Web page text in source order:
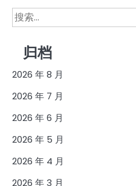
搜
索：
归档
2026 年 8 月
2026 年 7 月
2026 年 6 月
2026 年 5 月
2026 年 4 月
2026 年 3 月